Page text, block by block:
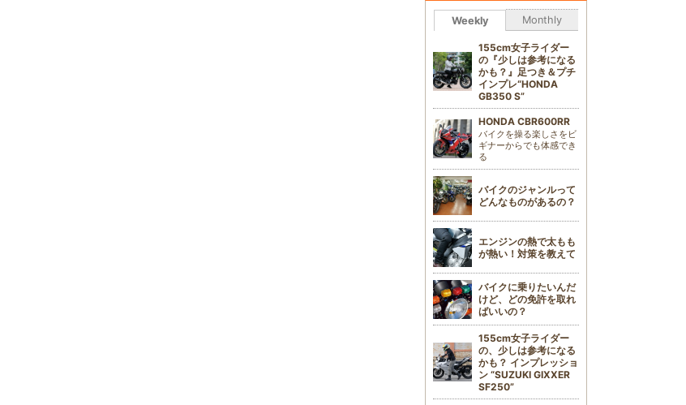
Weekly Monthly
155cm女子ライダー
の『少しは参考になる
かも？』足つき＆プチ
インプレ“HONDA
GB350 S”
HONDA CBR600RR
バイクを操る楽しさをビ
ギナーからでも体感でき
る
バイクのジャンルって
どんなものがあるの？
エンジンの熱で太もも
が熱い！対策を教えて
バイクに乗りたいんだ
けど、どの免許を取れ
ばいいの？
155cm女子ライダー
の、少しは参考になる
かも？ インプレッショ
ン “SUZUKI GIXXER
SF250”